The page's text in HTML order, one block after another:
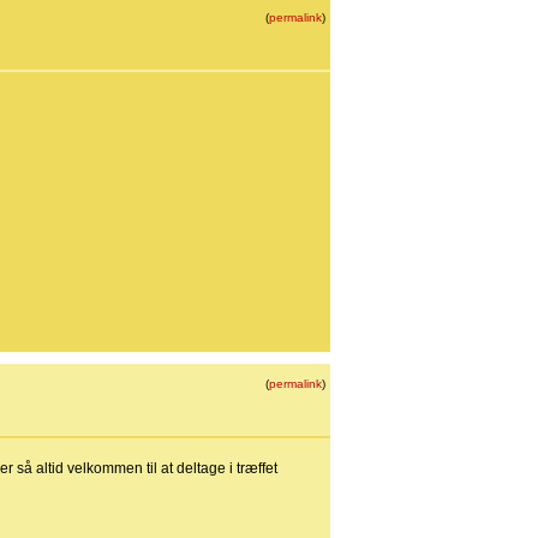
(permalink)
(permalink)
så altid velkommen til at deltage i træffet